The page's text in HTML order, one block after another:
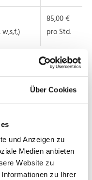
Über Cookies
und Anzeigen zu
Medien anbieten
Website zu
zu Ihrer
85,00 €
pro Std.
22,00 €
8,00 €
15,00 €